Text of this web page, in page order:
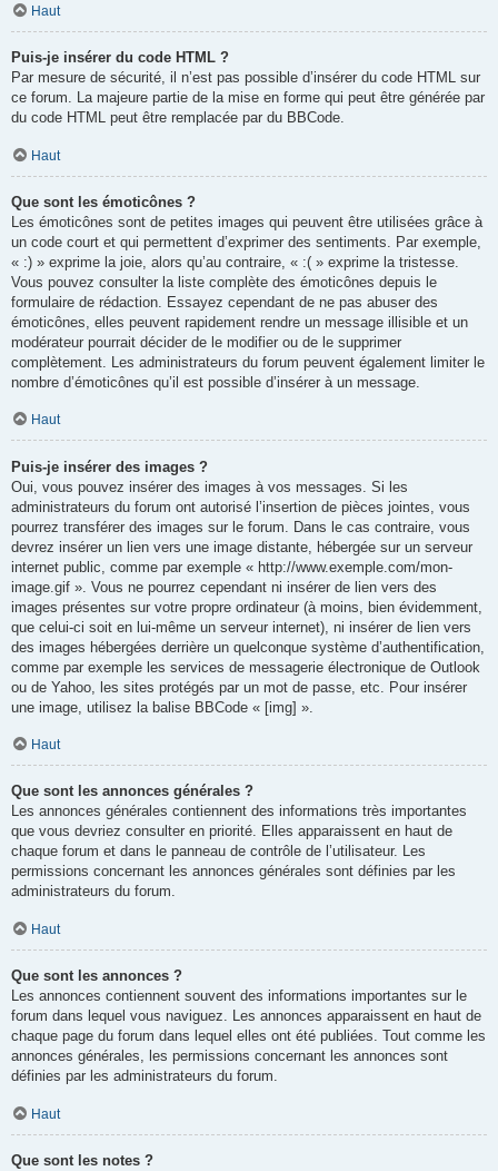
Haut
Puis-je insérer du code HTML ?
Par mesure de sécurité, il n’est pas possible d’insérer du code HTML sur
ce forum. La majeure partie de la mise en forme qui peut être générée par
du code HTML peut être remplacée par du BBCode.
Haut
Que sont les émoticônes ?
Les émoticônes sont de petites images qui peuvent être utilisées grâce à
un code court et qui permettent d’exprimer des sentiments. Par exemple,
« :) » exprime la joie, alors qu’au contraire, « :( » exprime la tristesse.
Vous pouvez consulter la liste complète des émoticônes depuis le
formulaire de rédaction. Essayez cependant de ne pas abuser des
émoticônes, elles peuvent rapidement rendre un message illisible et un
modérateur pourrait décider de le modifier ou de le supprimer
complètement. Les administrateurs du forum peuvent également limiter le
nombre d’émoticônes qu’il est possible d’insérer à un message.
Haut
Puis-je insérer des images ?
Oui, vous pouvez insérer des images à vos messages. Si les
administrateurs du forum ont autorisé l’insertion de pièces jointes, vous
pourrez transférer des images sur le forum. Dans le cas contraire, vous
devrez insérer un lien vers une image distante, hébergée sur un serveur
internet public, comme par exemple « http://www.exemple.com/mon-
image.gif ». Vous ne pourrez cependant ni insérer de lien vers des
images présentes sur votre propre ordinateur (à moins, bien évidemment,
que celui-ci soit en lui-même un serveur internet), ni insérer de lien vers
des images hébergées derrière un quelconque système d’authentification,
comme par exemple les services de messagerie électronique de Outlook
ou de Yahoo, les sites protégés par un mot de passe, etc. Pour insérer
une image, utilisez la balise BBCode « [img] ».
Haut
Que sont les annonces générales ?
Les annonces générales contiennent des informations très importantes
que vous devriez consulter en priorité. Elles apparaissent en haut de
chaque forum et dans le panneau de contrôle de l’utilisateur. Les
permissions concernant les annonces générales sont définies par les
administrateurs du forum.
Haut
Que sont les annonces ?
Les annonces contiennent souvent des informations importantes sur le
forum dans lequel vous naviguez. Les annonces apparaissent en haut de
chaque page du forum dans lequel elles ont été publiées. Tout comme les
annonces générales, les permissions concernant les annonces sont
définies par les administrateurs du forum.
Haut
Que sont les notes ?